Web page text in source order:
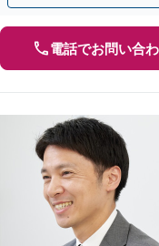
電話でお問い合